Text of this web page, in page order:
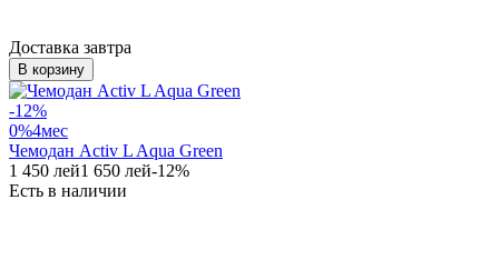
Доставка завтра
В корзину
-12%
0%4мес
Чемодан Activ L Aqua Green
1 450 лей1 650 лей-12%
Есть в наличии